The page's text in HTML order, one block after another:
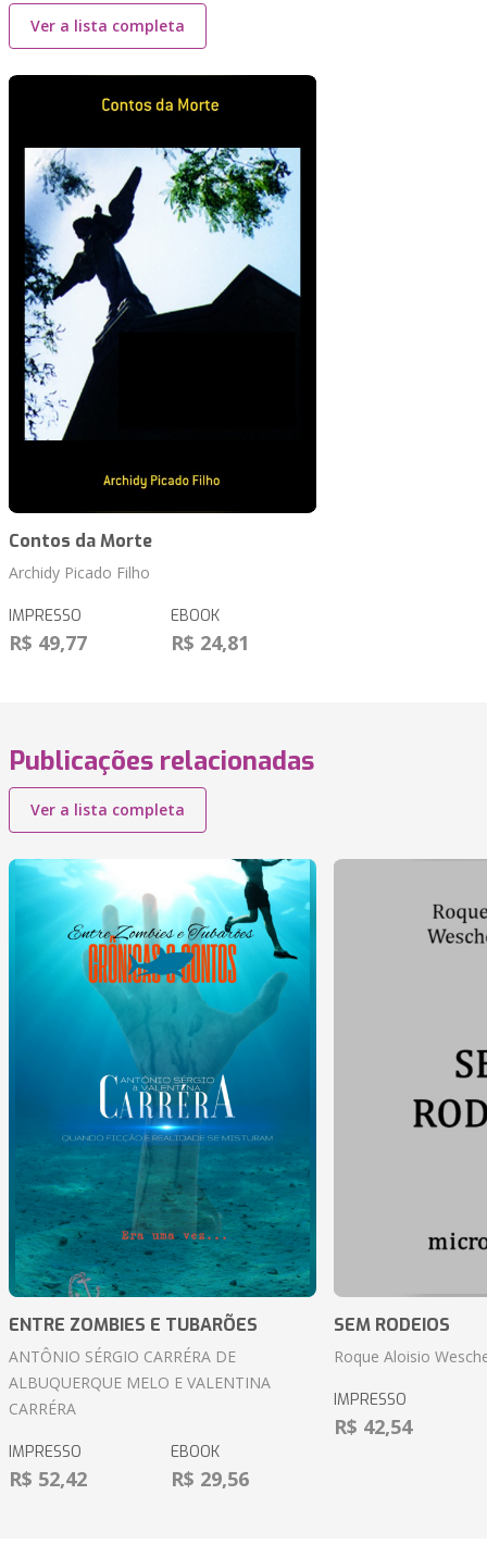
Ver a lista completa
Contos da Morte
Archidy Picado Filho
IMPRESSO
R$ 49,77
EBOOK
R$ 24,81
Publicações relacionadas
Ver a lista completa
ENTRE ZOMBIES E TUBARÕES
ANTÔNIO SÉRGIO CARRÉRA DE
ALBUQUERQUE MELO E VALENTINA
CARRÉRA
IMPRESSO
R$ 52,42
EBOOK
R$ 29,56
SEM RODEIOS
Roque Aloisio
IMPRESSO
R$ 42,54